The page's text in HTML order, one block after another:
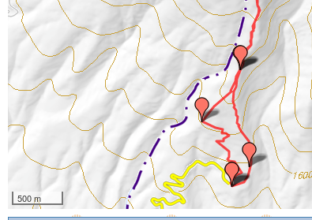
500 m